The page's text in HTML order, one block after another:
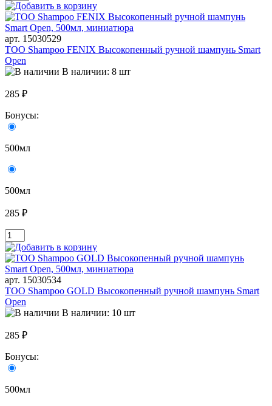
арт. 15030529
TOO Shampoo FENIX Высокопенный ручной шампунь Smart
Open
В наличии: 8 шт
285 ₽
Бонусы:
500мл
500мл
285 ₽
арт. 15030534
TOO Shampoo GOLD Высокопенный ручной шампунь Smart
Open
В наличии: 10 шт
285 ₽
Бонусы:
500мл